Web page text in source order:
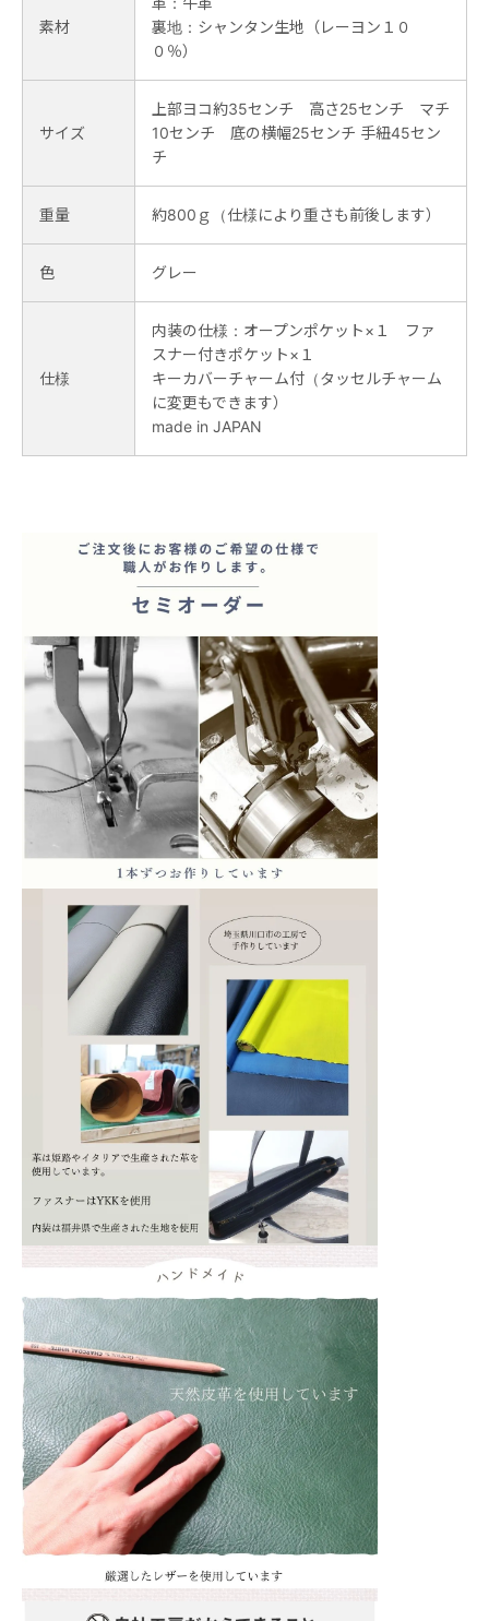
素材
裏地：シャンタン生地（レーヨン１０
０％）
サイズ
上部ヨコ約35センチ 高さ25センチ マチ
10センチ 底の横幅25センチ 手紐45セン
チ
重量 約800ｇ（仕様により重さも前後します）
色 グレー
仕様
内装の仕様：オープンポケット×１ ファ
スナー付きポケット×１
キーカバーチャーム付（タッセルチャーム
に変更もできます）
made in JAPAN